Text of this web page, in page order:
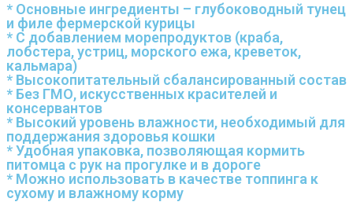
* Основные ингредиенты – глубоководный тунец
и филе фермерской курицы
* С добавлением морепродуктов (краба,
лобстера, устриц, морского ежа, креветок,
кальмара)
* Высокопитательный сбалансированный состав
* Без ГМО, искусственных красителей и
консервантов
* Высокий уровень влажности, необходимый для
поддержания здоровья кошки
* Удобная упаковка, позволяющая кормить
питомца с рук на прогулке и в дороге
* Можно использовать в качестве топпинга к
сухому и влажному корму